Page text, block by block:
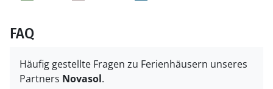
FAQ
Häufig gestellte Fragen zu Ferienhäusern unseres
Partners Novasol.